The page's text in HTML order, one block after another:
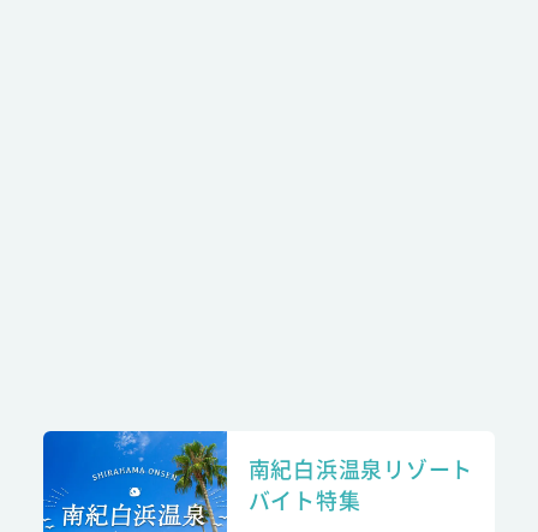
南紀白浜温泉リゾート
バイト特集